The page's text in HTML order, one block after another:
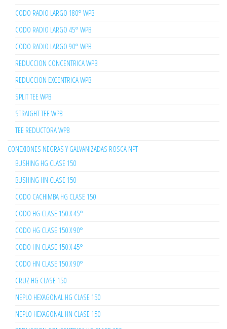
CODO RADIO LARGO 180° WPB
CODO RADIO LARGO 45° WPB
CODO RADIO LARGO 90° WPB
REDUCCION CONCENTRICA WPB
REDUCCION EXCENTRICA WPB
SPLIT TEE WPB
STRAIGHT TEE WPB
TEE REDUCTORA WPB
CONEXIONES NEGRAS Y GALVANIZADAS ROSCA NPT
BUSHING HG CLASE 150
BUSHING HN CLASE 150
CODO CACHIMBA HG CLASE 150
CODO HG CLASE 150 X 45°
CODO HG CLASE 150 X 90°
CODO HN CLASE 150 X 45°
CODO HN CLASE 150 X 90°
CRUZ HG CLASE 150
NEPLO HEXAGONAL HG CLASE 150
NEPLO HEXAGONAL HN CLASE 150